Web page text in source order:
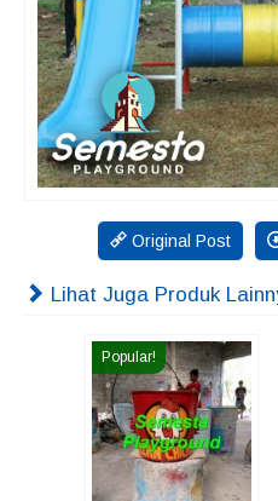
Original Post
Lihat Juga Produk
Popular!